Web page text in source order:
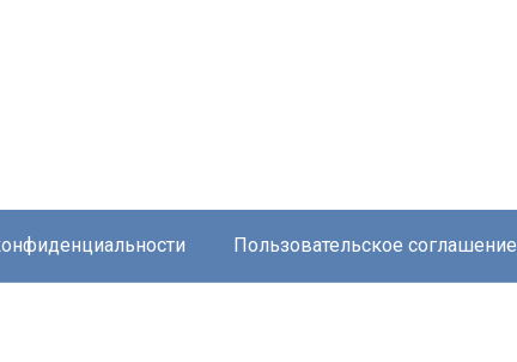
Пользовательское соглашение